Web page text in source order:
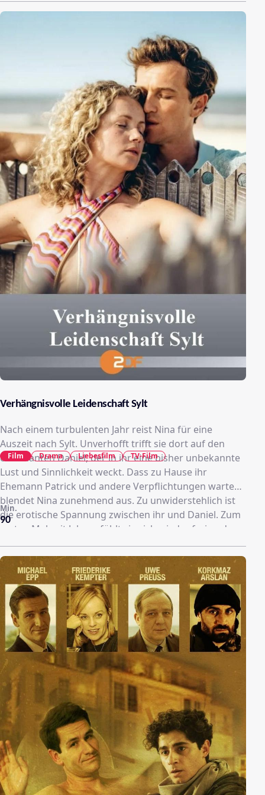
zu schützen, werden die junge Beamtin Sarah Brandt
Lobeck mit die Überwachung beauftragt. Trotz aller
Vorsichtsmaßnahmen kommt es vor Ort zur
Verhängnisvolle Leidenschaft Sylt
Nach einem turbulenten Jahr reist Nina für eine
Auszeit nach Sylt. Unverhofft trifft sie dort auf den
charmanten Daniel, der in ihr eine bisher unbekannte
Lust und Sinnlichkeit weckt. Dass zu Hause ihr
Ehemann Patrick und andere Verpflichtungen warten,
blendet Nina zunehmend aus. Zu unwiderstehlich ist
die erotische Spannung zwischen ihr und Daniel. Zum
ersten Mal seit Jahren fühlt sie sich wieder frei und
selbstbestimmt. Bis Patrick auftaucht. Nina hat sich
verändert und das bleibt Patrick nicht verborgen. Und
auch ihre reiche Gönnerin Hedi von Carlsberg kommt
der Affäre auf die Schliche. Für sie ist Daniels Ehefrau
Estelle wie eine zweite Tochter und entsprechend ist
sie von der Liaison wenig angetan. Doch nicht nur
Leidenschaft und Erotik haben sich für Nina verändert.
Daniel hebt sie auch emotional aus den Angeln. Als
Hedi ihr ein Ultimatum stellt, fragt sich Nina: Was tun,
wenn zwei Menschen einander verfallen und nicht
mehr voneinander lassen können?
90
Min.
Film Drama Liebesfilm TV-Film